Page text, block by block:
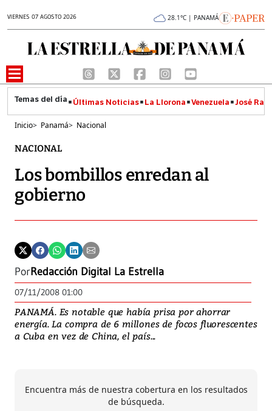
VIERNES 07 AGOSTO 2026 28.1°C | PANAMÁ
Últimas Noticias La Llorona Venezuela José
Inicio> Panamá> Nacional
NACIONAL
Los bombillos enredan al
gobierno
PorRedacción Digital La Estrella
07/11/2008 01:00
PANAMÁ. Es notable que había prisa por ahorrar
energía. La compra de 6 millones de focos fluorescentes
a Cuba en vez de China, el país...
Encuentra más de nuestra cobertura en los resultados
de búsqueda.